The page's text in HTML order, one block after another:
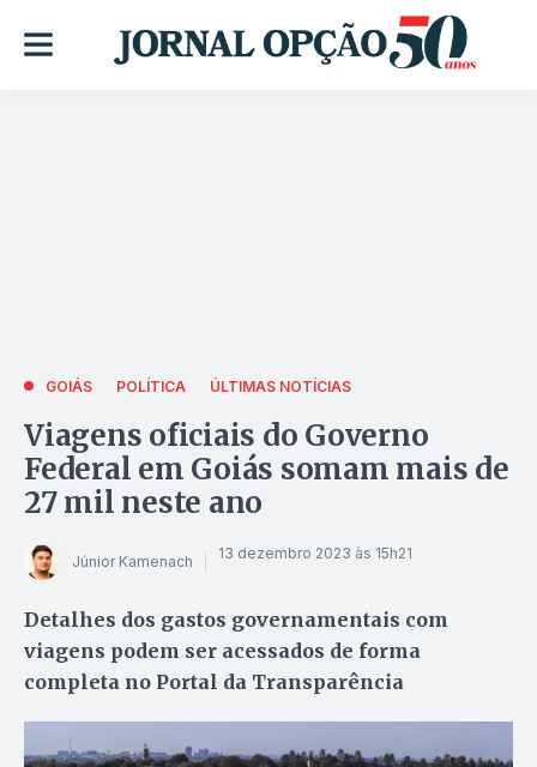
GOIÁS POLÍTICA ÚLTIMAS NOTÍCIAS
Viagens oficiais do Governo
Federal em Goiás somam mais de
27 mil neste ano
Júnior Kamenach 13 dezembro 2023 às 15h21
Detalhes dos gastos governamentais com
viagens podem ser acessados de forma
completa no Portal da Transparência